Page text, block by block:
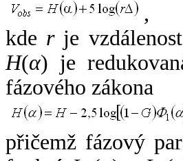
,
kde rje
H(α) je
fázového zákona
přičemž fázový